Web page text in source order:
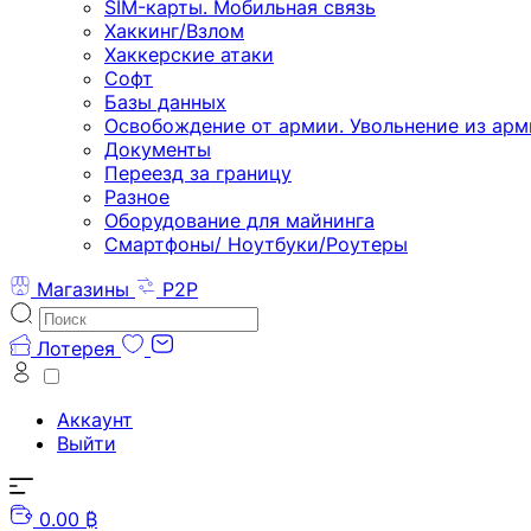
SIM-карты. Мобильная связь
Хаккинг/Взлом
Хаккерские атаки
Софт
Базы данных
Освобождение от армии. Увольнение из
Документы
Переезд за границу
Разное
Оборудование для майнинга
Смартфоны/ Ноутбуки/Роутеры
Магазины
P2P
Лотерея
Аккаунт
Выйти
0.00 ₿